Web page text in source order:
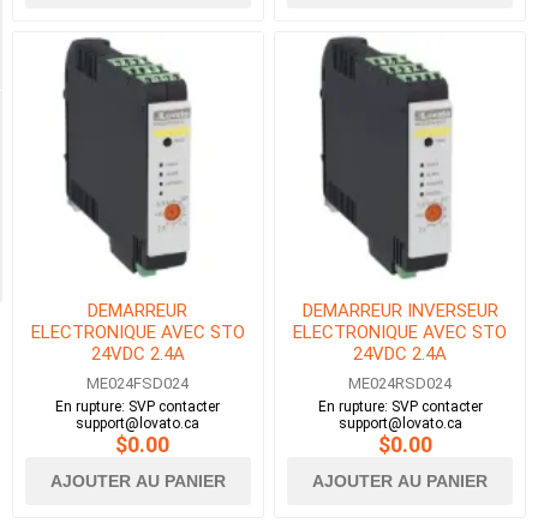
DEMARREUR
ELECTRONIQUE AVEC STO
24VDC 2.4A
ME024FSD024
En rupture: SVP contacter
support@lovato.ca
$0.00
AJOUTER AU PANIER
DEMARREUR INVERSEUR
ELECTRONIQUE AVEC STO
24VDC 2.4A
ME024RSD024
En rupture: SVP contacter
support@lovato.ca
$0.00
AJOUTER AU PANIER
500VAC
(8)
Availability
Exclude